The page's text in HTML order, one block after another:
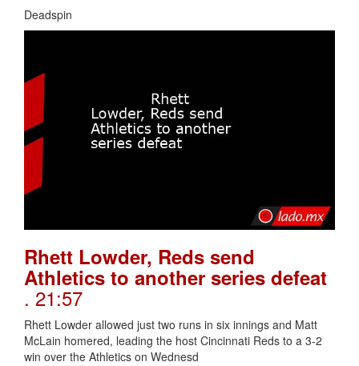
Deadspin
Rhett Lowder, Reds send
Athletics to another series defeat
. 21:57
Rhett Lowder allowed just two runs in six innings and Matt
McLain homered, leading the host Cincinnati Reds to a 3-2
win over the Athletics on Wednesd